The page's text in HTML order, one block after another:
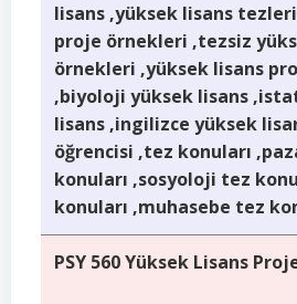
lisans ,yüksek lisans
proje örnekleri ,tezsiz
örnekleri ,yüksek lisans
,biyoloji yüksek lisans
lisans ,ingilizce yüksek
öğrencisi ,tez konuları
konuları ,sosyoloji tez
konuları ,muhasebe tez
PSY 560 Yüksek Lisans